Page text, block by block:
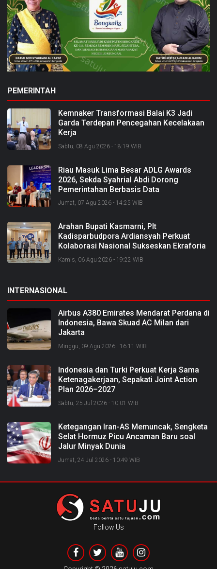
PEMERINTAH
Kemnaker Transformasi Balai K3 Jadi
Garda Terdepan Pencegahan Kecelakaan
Kerja
Sabtu, 08 Agu 2026 - 18:19 WIB
Riau Masuk Lima Besar ADLG Awards
2026, Sekda Syahrial Abdi Dorong
Pemerintahan Berbasis Data
Jumat, 07 Agu 2026 - 14:25 WIB
Arahan Bupati Kasmarni, Plt
Kadisparbudpora Ardiansyah Perkuat
Kolaborasi Nasional Sukseskan Ekraforia
2026 dan Bangun Bengkalis sebagai
Kabupaten Kreatif
Kamis, 06 Agu 2026 - 19:22 WIB
INTERNASIONAL
Airbus A380 Emirates Mendarat Perdana di
Indonesia, Bawa Skuad AC Milan dari
Jakarta
Minggu, 09 Agu 2026 - 16:11 WIB
Indonesia dan Turki Perkuat Kerja Sama
Ketenagakerjaan, Sepakati Joint Action
Plan 2026–2027
Sabtu, 25 Jul 2026 - 10:01 WIB
Ketegangan Iran-AS Memuncak, Sengketa
Selat Hormuz Picu Ancaman Baru soal
Jalur Minyak Dunia
Jumat, 24 Jul 2026 - 10:49 WIB
Follow Us